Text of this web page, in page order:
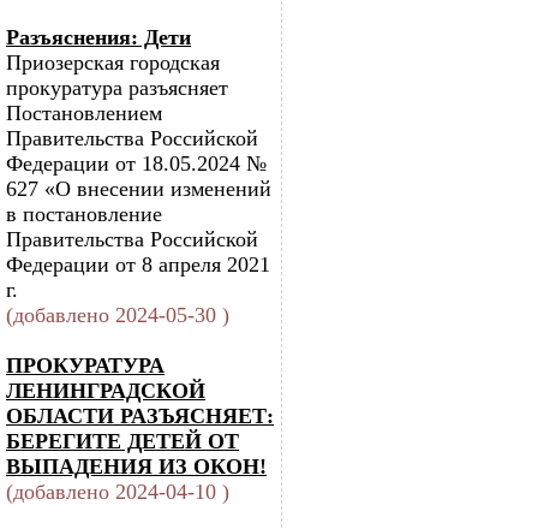
Разъяснения: Дети
Приозерская городская
прокуратура разъясняет
Постановлением
Правительства Российской
Федерации от 18.05.2024 №
627 «О внесении изменений
в постановление
Правительства Российской
Федерации от 8 апреля 2021
г.
(добавлено 2024-05-30 )
ПРОКУРАТУРА
ЛЕНИНГРАДСКОЙ
ОБЛАСТИ РАЗЪЯСНЯЕТ:
БЕРЕГИТЕ ДЕТЕЙ ОТ
ВЫПАДЕНИЯ ИЗ ОКОН!
(добавлено 2024-04-10 )